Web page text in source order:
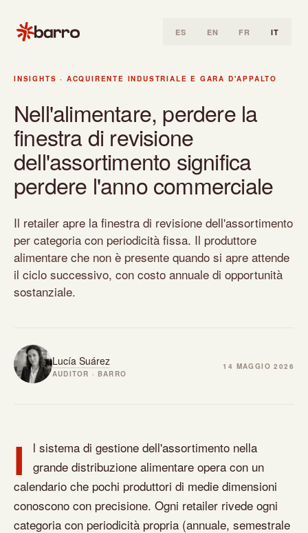
ES EN FR IT
Home
Acquirente industriale e gara d'appalto
Nell'alimentare, perdere la finestra di revisione
INSIGHTS · ACQUIRENTE INDUSTRIALE E GARA D'APPALTO
Nell'alimentare, perdere la
finestra di revisione
dell'assortimento significa
perdere l'anno commerciale
Il retailer apre la finestra di revisione dell'assortimento
per categoria con periodicità fissa. Il produttore
alimentare che non è presente quando si apre attende
il ciclo successivo, con costo annuale di opportunità
sostanziale.
Lucía Suárez
AUDITOR · BARRO
14 MAGGIO 2026
I
l sistema di gestione dell'assortimento nella
grande distribuzione alimentare opera con un
calendario che pochi produttori di medie dimensioni
conoscono con precisione. Ogni retailer rivede ogni
categoria con periodicità propria (annuale, semestrale